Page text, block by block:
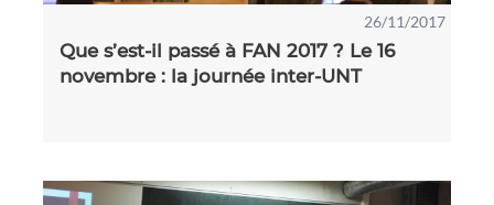
26/11/2017
Que s’est-il passé à FAN 2017 ? Le 16
novembre : la journée inter-UNT